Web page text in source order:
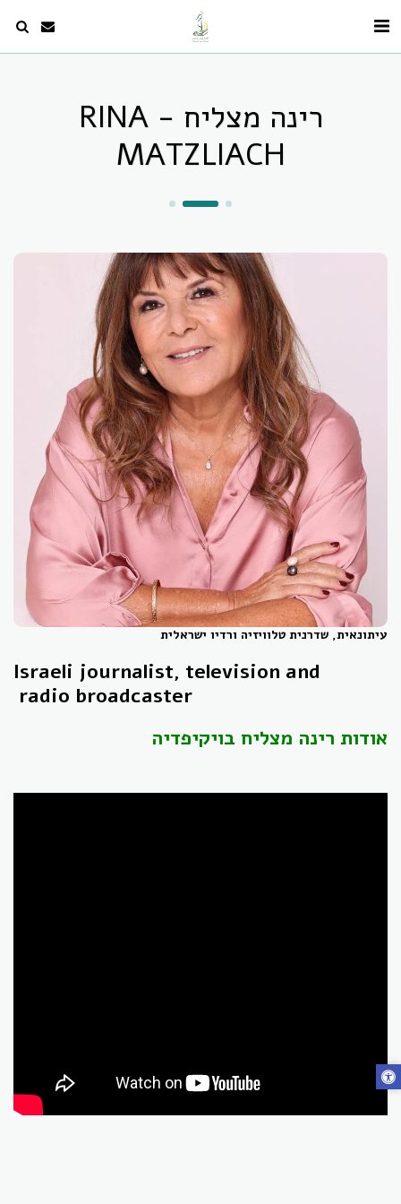
רינה מצליח - RINA
MATZLIACH
עיתונאית, שדרנית טלוויזיה ורדיו ישראלית
Israeli journalist, television and
radio broadcaster
אודות רינה מצליח בויקיפדיה